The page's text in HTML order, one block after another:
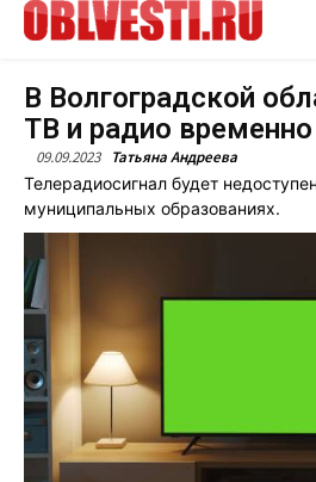
В Волгоградской
ТВ и радио временно
09.09.2023 Татьяна Андреева
Телерадиосигнал будет
муниципальных образованиях.